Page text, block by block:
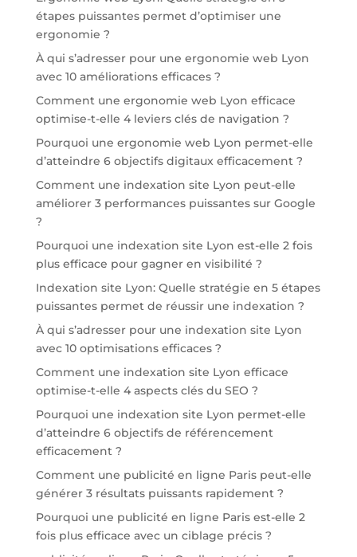
étapes puissantes permet d’optimiser une
ergonomie ?
À qui s’adresser pour une ergonomie web Lyon
avec 10 améliorations efficaces ?
Comment une ergonomie web Lyon efficace
optimise-t-elle 4 leviers clés de navigation ?
Pourquoi une ergonomie web Lyon permet-elle
d’atteindre 6 objectifs digitaux efficacement ?
Comment une indexation site Lyon peut-elle
améliorer 3 performances puissantes sur Google
?
Pourquoi une indexation site Lyon est-elle 2 fois
plus efficace pour gagner en visibilité ?
Indexation site Lyon: Quelle stratégie en 5 étapes
puissantes permet de réussir une indexation ?
À qui s’adresser pour une indexation site Lyon
avec 10 optimisations efficaces ?
Comment une indexation site Lyon efficace
optimise-t-elle 4 aspects clés du SEO ?
Pourquoi une indexation site Lyon permet-elle
d’atteindre 6 objectifs de référencement
efficacement ?
Comment une publicité en ligne Paris peut-elle
générer 3 résultats puissants rapidement ?
Pourquoi une publicité en ligne Paris est-elle 2
fois plus efficace avec un ciblage précis ?